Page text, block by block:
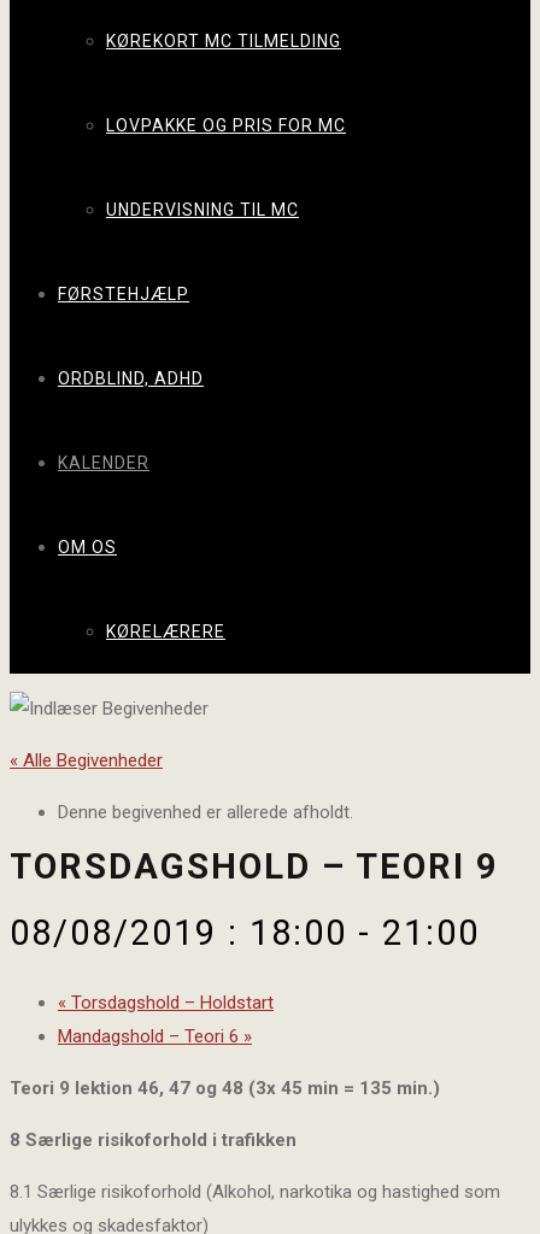
KØREKORT MC TILMELDING
LOVPAKKE OG PRIS FOR MC
UNDERVISNING TIL MC
FØRSTEHJÆLP
ORDBLIND, ADHD
KALENDER
OM OS
KØRELÆRERE
« Alle Begivenheder
Denne begivenhed er allerede afholdt.
TORSDAGSHOLD – TEORI 9
08/08/2019 : 18:00 - 21:00
« Torsdagshold – Holdstart
Mandagshold – Teori 6 »
Teori 9 lektion 46, 47 og 48 (3x 45 min = 135 min.)
8 Særlige risikoforhold i trafikken
8.1 Særlige risikoforhold (Alkohol, narkotika og hastighed som
ulykkes og skadesfaktor)